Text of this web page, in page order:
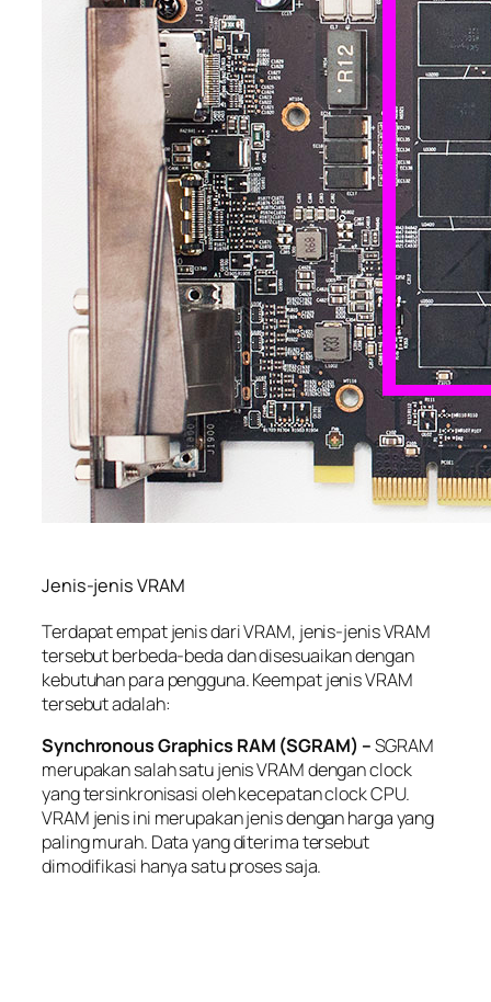
Jenis-jenis VRAM
Terdapat empat jenis dari VRAM, jenis-jenis VRAM
tersebut berbeda-beda dan disesuaikan dengan
kebutuhan para pengguna. Keempat jenis VRAM
tersebut adalah:
Synchronous Graphics RAM (SGRAM) –SGRAM
merupakan salah satu jenis VRAM dengan clock
yang tersinkronisasi oleh kecepatan clock CPU.
VRAM jenis ini merupakan jenis dengan harga yang
paling murah. Data yang diterima tersebut
dimodifikasi hanya satu proses saja.